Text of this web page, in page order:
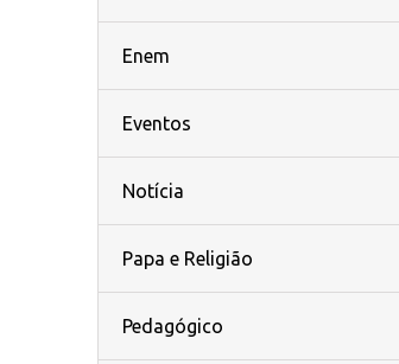
Enem
Eventos
Notícia
Papa e Religião
Pedagógico